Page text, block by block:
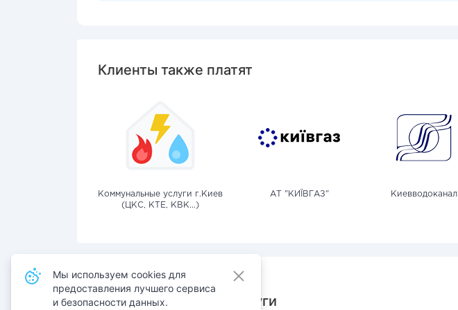
Клиенты также платят
Коммунальные услуги г.Киев
(ЦКС, КТЕ, КВК...)
АТ "КИЇВГАЗ" Киевводоканал
Также оплачивают услуги
Мы используем cookies для
предоставления лучшего сервиса
и безопасности данных.